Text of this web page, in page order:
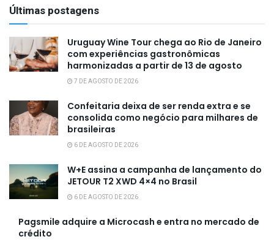
Últimas postagens
Uruguay Wine Tour chega ao Rio de Janeiro
com experiências gastronômicas
harmonizadas a partir de 13 de agosto
7 DE AGOSTO DE 2026
Confeitaria deixa de ser renda extra e se
consolida como negócio para milhares de
brasileiras
6 DE AGOSTO DE 2026
W+E assina a campanha de lançamento do
JETOUR T2 XWD 4×4 no Brasil
6 DE AGOSTO DE 2026
Pagsmile adquire a Microcash e entra no mercado de
crédito